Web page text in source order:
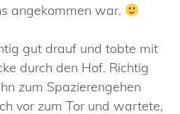
angekommen war.
gut drauf und tobte mit
durch den Hof. Richtig
zum Spazierengehen
vor zum Tor und wartete,